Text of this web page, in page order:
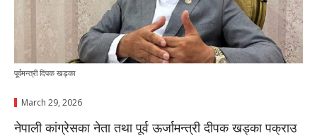
पूर्वमन्त्री दिपक खड्का
March 29, 2026
नेपाली कांग्रेसका नेता तथा पूर्व ऊर्जामन्त्री दीपक खड्का पक्राउ